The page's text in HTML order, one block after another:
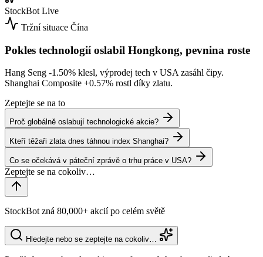
StockBot Live
Tržní situace Čína
Pokles technologií oslabil Hongkong, pevnina roste
Hang Seng -1.50% klesl, výprodej tech v USA zasáhl čipy.
Shanghai Composite +0.57% rostl díky zlatu.
Zeptejte se na to
Proč globálně oslabují technologické akcie?
Kteří těžaři zlata dnes táhnou index Shanghai?
Co se očekává v páteční zprávě o trhu práce v USA?
StockBot zná 80,000+ akcií po celém světě
Hledejte nebo se zeptejte na cokoliv…